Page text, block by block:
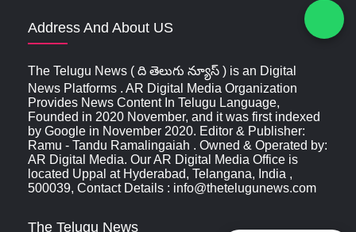
Address And About US
The Telugu News ( ది తెలుగు న్యూస్‌ ) is an Digital
News Platforms . AR Digital Media Organization
Provides News Content In Telugu Language,
Founded in 2020 November, and it was first indexed
by Google in November 2020. Editor & Publisher:
Ramu - Tandu Ramalingaiah . Owned & Operated by:
AR Digital Media. Our AR Digital Media Office is
located Uppal at Hyderabad, Telangana, India ,
500039, Contact Details : info@thetelugunews.com
The Telugu News